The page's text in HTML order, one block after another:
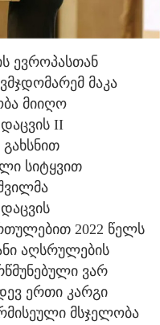
ევროპასთან
მაკა
მიიღო
II
სიტყვით
2022 წელს
აღსრულების
ვარ
ერთი კარგი
მსჯელობა